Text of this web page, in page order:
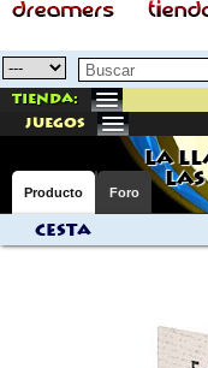
Tienda:
juegos
LA
Producto Foro
Cesta